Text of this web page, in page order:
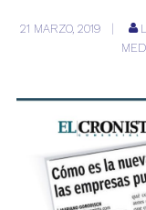
21 MARZO, 2019